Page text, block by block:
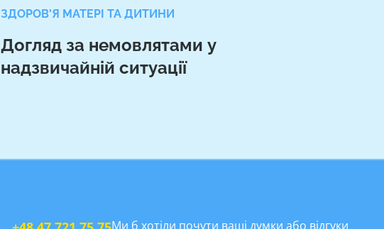
ЗДОРОВ'Я МАТЕРІ ТА ДИТИНИ
Догляд за немовлятами у
надзвичайній ситуації
Ми б хотіли почути ваші думки або відгуки